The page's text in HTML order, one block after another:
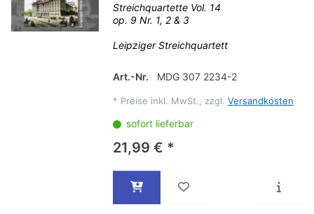
Streichquartette Vol. 14
op. 9 Nr. 1, 2 & 3
Leipziger Streichquartett
Art.-Nr. MDG 307 2234-2
* Preise inkl. MwSt., zzgl. Versandkosten
sofort lieferbar
21,99 € *